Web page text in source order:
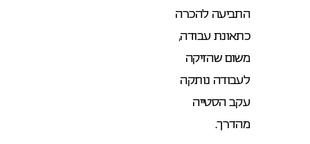
התביעה להכרה
כתאונת עבודה,
משום שהזיקה
לעבודה נותקה
עקב הסטייה
מהדרך.